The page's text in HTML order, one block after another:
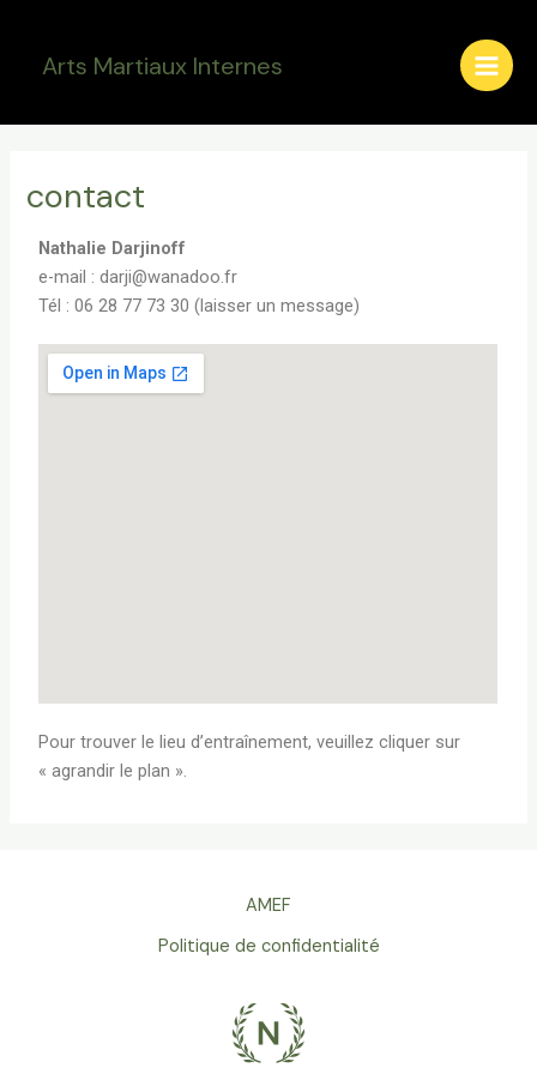
contenuArts Martiaux Internes
contact
Nathalie Darjinoff
e-mail : darji@wanadoo.fr
Tél : 06 28 77 73 30 (laisser un message)
Pour trouver le lieu d’entraînement, veuillez cliquer sur
« agrandir le plan ».
AMEF
Politique de confidentialité